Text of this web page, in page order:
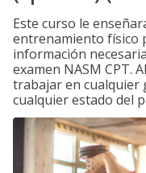
Este curso le
entrenamiento físico
información
examen NASM CPT.
trabajar en cualquier
cualquier estado del